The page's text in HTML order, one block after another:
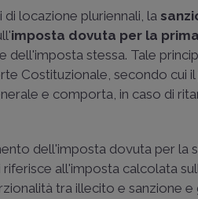
locazione pluriennali, la
imposta dovuta per la
stessa. Tale
Costituzionale, secondo cui
e comporta, in caso di
dell'imposta dovuta per la
all'imposta calcolata
tra illecito e sanzione